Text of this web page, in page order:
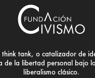
think tank, o catalizador de
de la libertad personal bajo
liberalismo clásico.